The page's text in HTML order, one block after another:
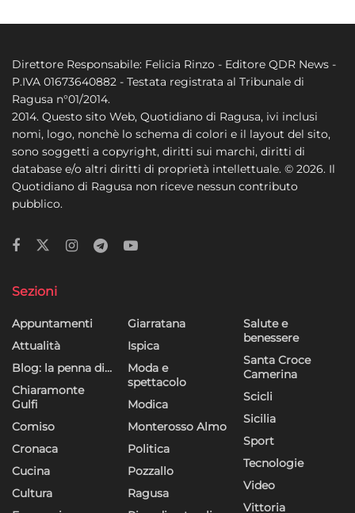
Direttore Responsabile: Felicia Rinzo - Editore QDR News -
P.IVA 01673640882 - Testata registrata al Tribunale di
Ragusa n°01/2014.
2014. Questo sito Web, Quotidiano di Ragusa, ivi inclusi
nomi, logo, nonchè lo schema di colori e il layout del sito,
sono soggetti a copyright, diritti sui marchi, diritti di
database e/o altri diritti di proprietà intellettuale. © 2026. Il
Quotidiano di Ragusa non riceve nessun contributo
pubblico.
Sezioni
Appuntamenti
Attualità
Blog: la penna di…
Chiaramonte
Gulfi
Comiso
Cronaca
Cucina
Cultura
Giarratana
Ispica
Moda e
spettacolo
Modica
Monterosso Almo
Politica
Pozzallo
Ragusa
Salute e
benessere
Santa Croce
Camerina
Scicli
Sicilia
Sport
Tecnologie
Video
Vittoria